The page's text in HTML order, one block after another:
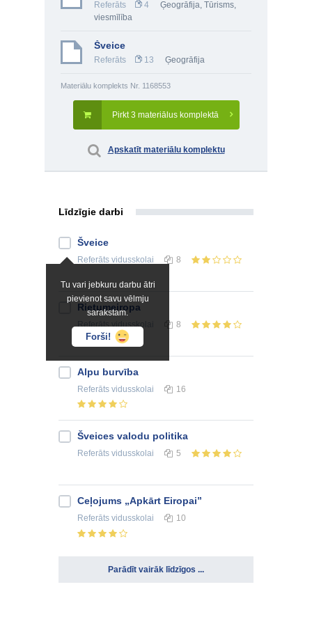
Referāts 4 Ģeogrāfija, Tūrisms,
viesmīlība
Šveice
Referāts 13 Ģeogrāfija
Materiālu komplekts Nr. 1168553
Pirkt 3 materiālus komplektā
Apskatīt materiālu komplektu
Līdzīgie darbi
Tu vari jebkuru darbu ātri
pievienot savu vēlmju
sarakstam.
Forši!
Šveice
Referāts vidusskolai 8
Rietumeiropa
Referātsvidusskolai 8
Alpu burvība
Referāts vidusskolai 16
Šveices valodu politika
Referāts vidusskolai 5
Ceļojums „Apkārt Eiropai”
Referāts vidusskolai 10
Parādīt vairāk līdzīgos ...